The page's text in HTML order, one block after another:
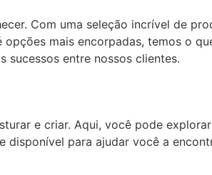
Com uma seleção incrível de
mais encorpadas, temos o
sucessos entre nossos clientes.
e criar. Aqui, você pode
disponível para ajudar você a